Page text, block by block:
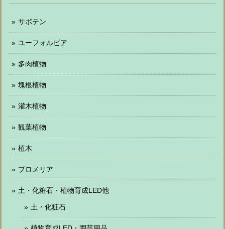
サボテン
ユーフォルビア
多肉植物
塊根植物
灌木植物
観葉植物
植木
ブロメリア
土・化粧石・植物育成LED他
土・化粧石